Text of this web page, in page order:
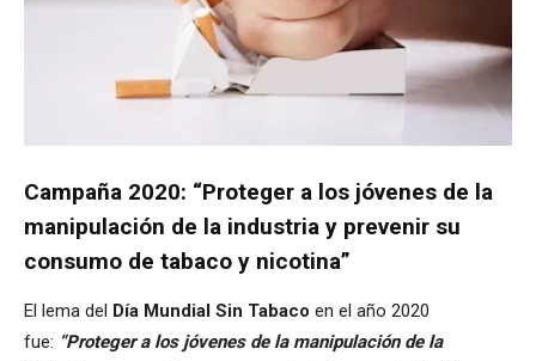
Campaña 2020: “Proteger a los jóvenes de la
manipulación de la industria y prevenir su
consumo de tabaco y nicotina”
El lema del Día Mundial Sin Tabaco en el año 2020
fue: “Proteger a los jóvenes de la manipulación de la